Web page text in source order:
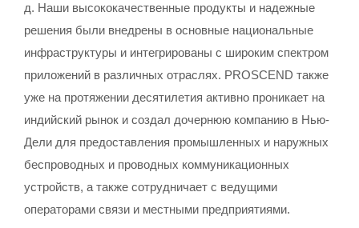
д. Наши высококачественные продукты и надежные
решения были внедрены в основные национальные
инфраструктуры и интегрированы с широким спектром
приложений в различных отраслях. PROSCEND также
уже на протяжении десятилетия активно проникает на
индийский рынок и создал дочернюю компанию в Нью-
Дели для предоставления промышленных и наружных
беспроводных и проводных коммуникационных
устройств, а также сотрудничает с ведущими
операторами связи и местными предприятиями.